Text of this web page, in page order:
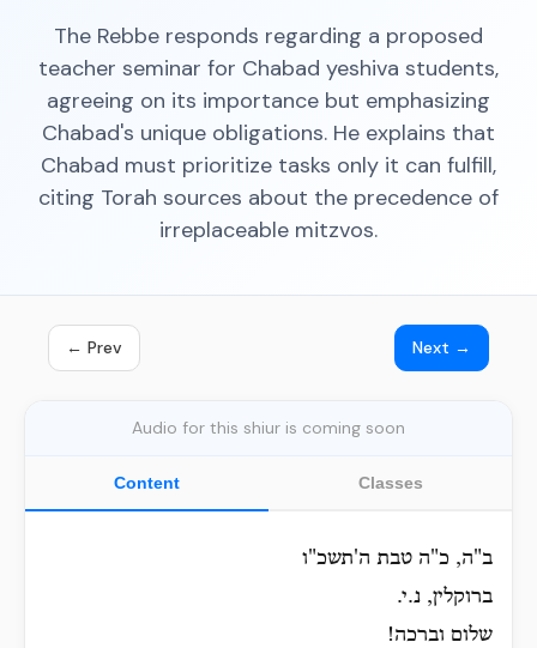
The Rebbe responds regarding a proposed
teacher seminar for Chabad yeshiva students,
agreeing on its importance but emphasizing
Chabad's unique obligations. He explains that
Chabad must prioritize tasks only it can fulfill,
citing Torah sources about the precedence of
irreplaceable mitzvos.
← Prev Next →
Audio for this shiur is coming soon
Content Classes
ב"ה, כ"ה טבת ה'תשכ"ו
ברוקלין, נ.י.
שלום וברכה!